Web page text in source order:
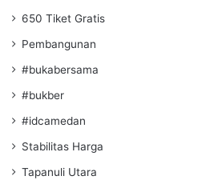
650 Tiket Gratis
Pembangunan
#bukabersama
#bukber
#idcamedan
Stabilitas Harga
Tapanuli Utara